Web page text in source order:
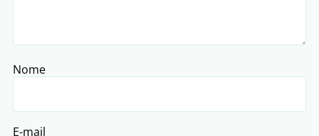
Nome
E-mail